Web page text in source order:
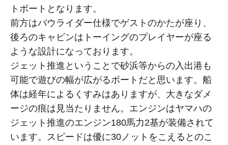
トボートとなります。
前方はバウライダー仕様でゲストのかたが座り、
後ろのキャビンはトーイングのプレイヤーが座る
ような設計になっております。
ジェット推進ということで砂浜等からの入出港も
可能で遊びの幅が広がるボートだと思います。船
体は経年によるくすみはありますが、大きなダメ
ージの痕は見当たりません。エンジンはヤマハの
ジェット推進のエンジン180馬力2基が装備されて
います。スピードは優に30ノットをこえるとのこ